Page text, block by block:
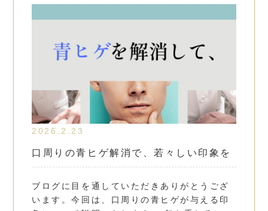
2026.2.23
口周りの青ヒゲ解消で、若々しい印象を
ブログに目を通していただきありがとうござ
います。今回は、口周りの青ヒゲが与える印